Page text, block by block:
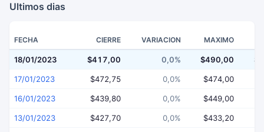
Ultimos dias
FECHA CIERRE VARIACION MAXIMO
18/01/2023 $417,00 0,0% $490,00
17/01/2023 $472,75 0,0% $474,00
16/01/2023 $439,80 0,0% $449,00
13/01/2023 $427,70 0,0% $433,20